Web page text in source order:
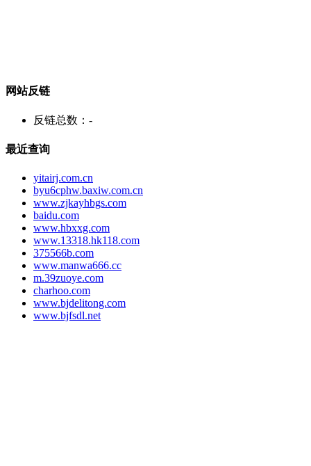
网站反链
反链总数： -
最近查询
yitairj.com.cn
byu6cphw.baxiw.com.cn
www.zjkayhbgs.com
baidu.com
www.hbxxg.com
www.13318.hk118.com
375566b.com
www.manwa666.cc
m.39zuoye.com
charhoo.com
www.bjdelitong.com
www.bjfsdl.net